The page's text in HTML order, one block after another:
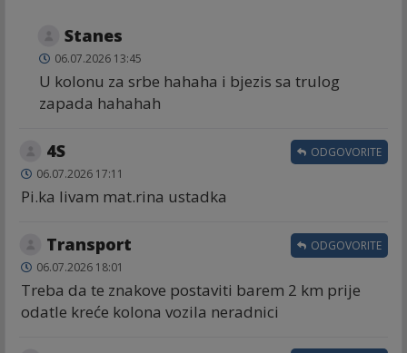
Stanes
06.07.2026 13:45
U kolonu za srbe hahaha i bjezis sa trulog
zapada hahahah
4S
06.07.2026 17:11
Pi.ka livam mat.rina ustadka
ODGOVORITE
Transport
06.07.2026 18:01
Treba da te znakove postaviti barem 2 km prije
odatle kreće kolona vozila neradnici
ODGOVORITE